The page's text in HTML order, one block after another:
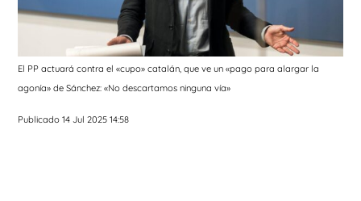
El PP actuará contra el «cupo» catalán, que ve un «pago para alargar la
agonía» de Sánchez: «No descartamos ninguna vía»
Publicado 14 Jul 2025 14:58